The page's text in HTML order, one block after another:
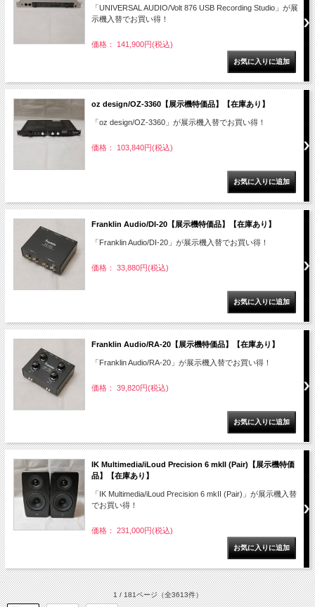
「UNIVERSAL AUDIO/Volt 876 USB Recording Studio」が展
示機入替でお買い得！
価格： 141,900円(税込)
oz design/OZ-3360【展示機特価品】【在庫あり】
「oz design/OZ-3360」が展示機入替でお買い得！
価格： 103,840円(税込)
Franklin Audio/DI-20【展示機特価品】【在庫あり】
「Franklin Audio/DI-20」が展示機入替でお買い得！
価格： 33,880円(税込)
Franklin Audio/RA-20【展示機特価品】【在庫あり】
「Franklin Audio/RA-20」が展示機入替でお買い得！
価格： 39,820円(税込)
IK Multimedia/iLoud Precision 6 mkII (Pair)【展示機特価
品】【在庫あり】
「IK Multimedia/iLoud Precision 6 mkII (Pair)」が展示機入替
でお買い得！
価格： 231,000円(税込)
1 / 181ページ（全3613件）